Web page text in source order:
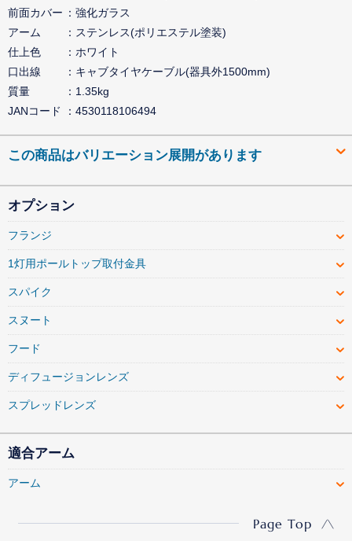
前面カバー
強化ガラス
アーム
ステンレス(ポリエステル塗装)
仕上色
ホワイト
口出線
キャブタイヤケーブル(器具外1500mm)
質量
1.35kg
JANコード
4530118106494
この商品はバリエーション展開があります
オプション
フランジ
1灯用ポールトップ取付金具
スパイク
スヌート
フード
ディフュージョンレンズ
スプレッドレンズ
適合アーム
アーム
Page Top